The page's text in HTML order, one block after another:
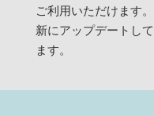
ご利用いただけます
新にアップデートし
ます。